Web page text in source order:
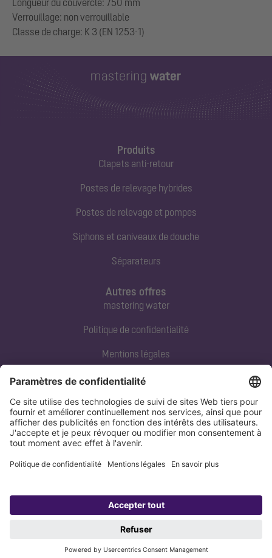
Longueur du couvercle: 750 mm
Verrouillage: non verrouillable
Produits
Clapets anti-retour
Postes de relevage hybrides
Postes de relevage et pompes
Siphons et caniveaux de douche
Séparateurs
Contact direct
Tel:+33 3 88 65 76 00
Email:info@kessel.fr
Autres offres
mastering water
Politique de confidentialité
Mentions légales
Copyright 1998-2026 KESSEL SE + Co. KG, Bahnhofstraße 31, 85101 Lenting,
Politique de confidentialité Mentions légales